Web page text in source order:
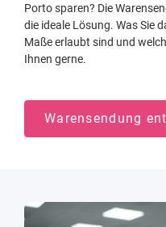
Porto sparen? Die
die ideale Lösung. Was Sie
Maße erlaubt sind und
Ihnen gerne.
Warensendung